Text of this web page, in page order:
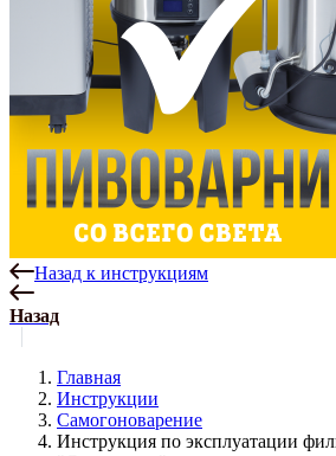
Назад к инструкциям
Назад
Главная
Инструкции
Самогоноварение
Инструкция по эксплуатации